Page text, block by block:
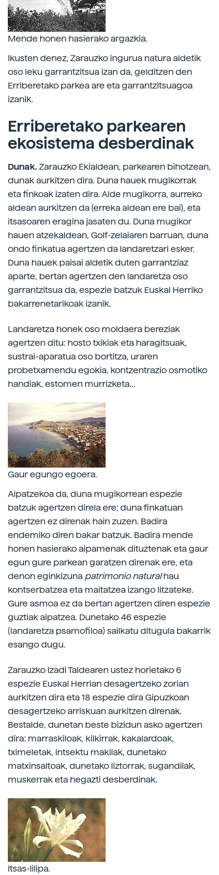
Mende honen hasierako argazkia.
Ikusten denez, Zarauzko ingurua natura aldetik
oso leku garrantzitsua izan da, gelditzen den
Erriberetako parkea are eta garrantzitsuagoa
izanik.
Erriberetako parkearen
ekosistema desberdinak
Dunak.Zarauzko Ekialdean, parkearen bihotzean,
dunak aurkitzen dira. Duna hauek mugikorrak
eta finkoak izaten dira. Alde mugikorra, aurreko
aldean aurkitzen da (erreka aldean ere bai), eta
itsasoaren eragina jasaten du. Duna mugikor
hauen atzekaldean, Golf-zelaiaren barruan, duna
ondo finkatua agertzen da landaretzari esker.
Duna hauek paisai aldetik duten garrantziaz
aparte, bertan agertzen den landaretza oso
garrantzitsua da, espezie batzuk Euskal Herriko
bakarrenetarikoak izanik.
Landaretza honek oso moldaera bereziak
agertzen ditu: hosto txikiak eta haragitsuak,
sustrai-aparatua oso bortitza, uraren
probetxamendu egokia, kontzentrazio osmotiko
handiak, estomen murrizketa...
Gaur egungo egoera.
Aipatzekoa da, duna mugikorrean espezie
batzuk agertzen direla ere; duna finkatuan
agertzen ez direnak hain zuzen. Badira
endemiko diren bakar batzuk. Badira mende
honen hasierako aipamenak dituztenak eta gaur
egun gure parkean garatzen direnak ere, eta
denon eginkizuna patrimonionaturalhau
kontserbatzea eta maitatzea izango litzateke.
Gure asmoa ez da bertan agertzen diren espezie
guztiak aipatzea. Dunetako 46 espezie
(landaretza psamofiloa) sailkatu ditugula bakarrik
esango dugu.
Zarauzko Izadi Taldearen ustez horietako 6
espezie Euskal Herrian desagertzeko zorian
aurkitzen dira eta 18 espezie dira Gipuzkoan
desagertzeko arriskuan aurkitzen direnak.
Bestalde, dunetan beste bizidun asko agertzen
dira: marraskiloak, kilkirrak, kakalardoak,
tximeletak, intsektu makilak, dunetako
matxinsaltoak, dunetako liztorrak, sugandilak,
muskerrak eta hegazti desberdinak.
Itsas-lilipa.